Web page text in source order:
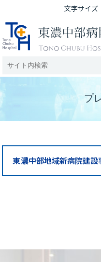
文字サイズ
プ
東濃中部地域新病院建